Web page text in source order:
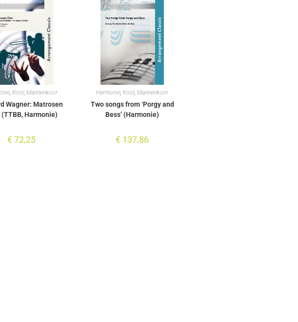
,Koor,Mannenkoor
Wagner: Matrosen
(TTBB, Harmonie)
€72,25
Harmonie ,Koor,Mannenkoor
Two songs from ‘Porgy and
Bess’ (Harmonie)
€ 137,86